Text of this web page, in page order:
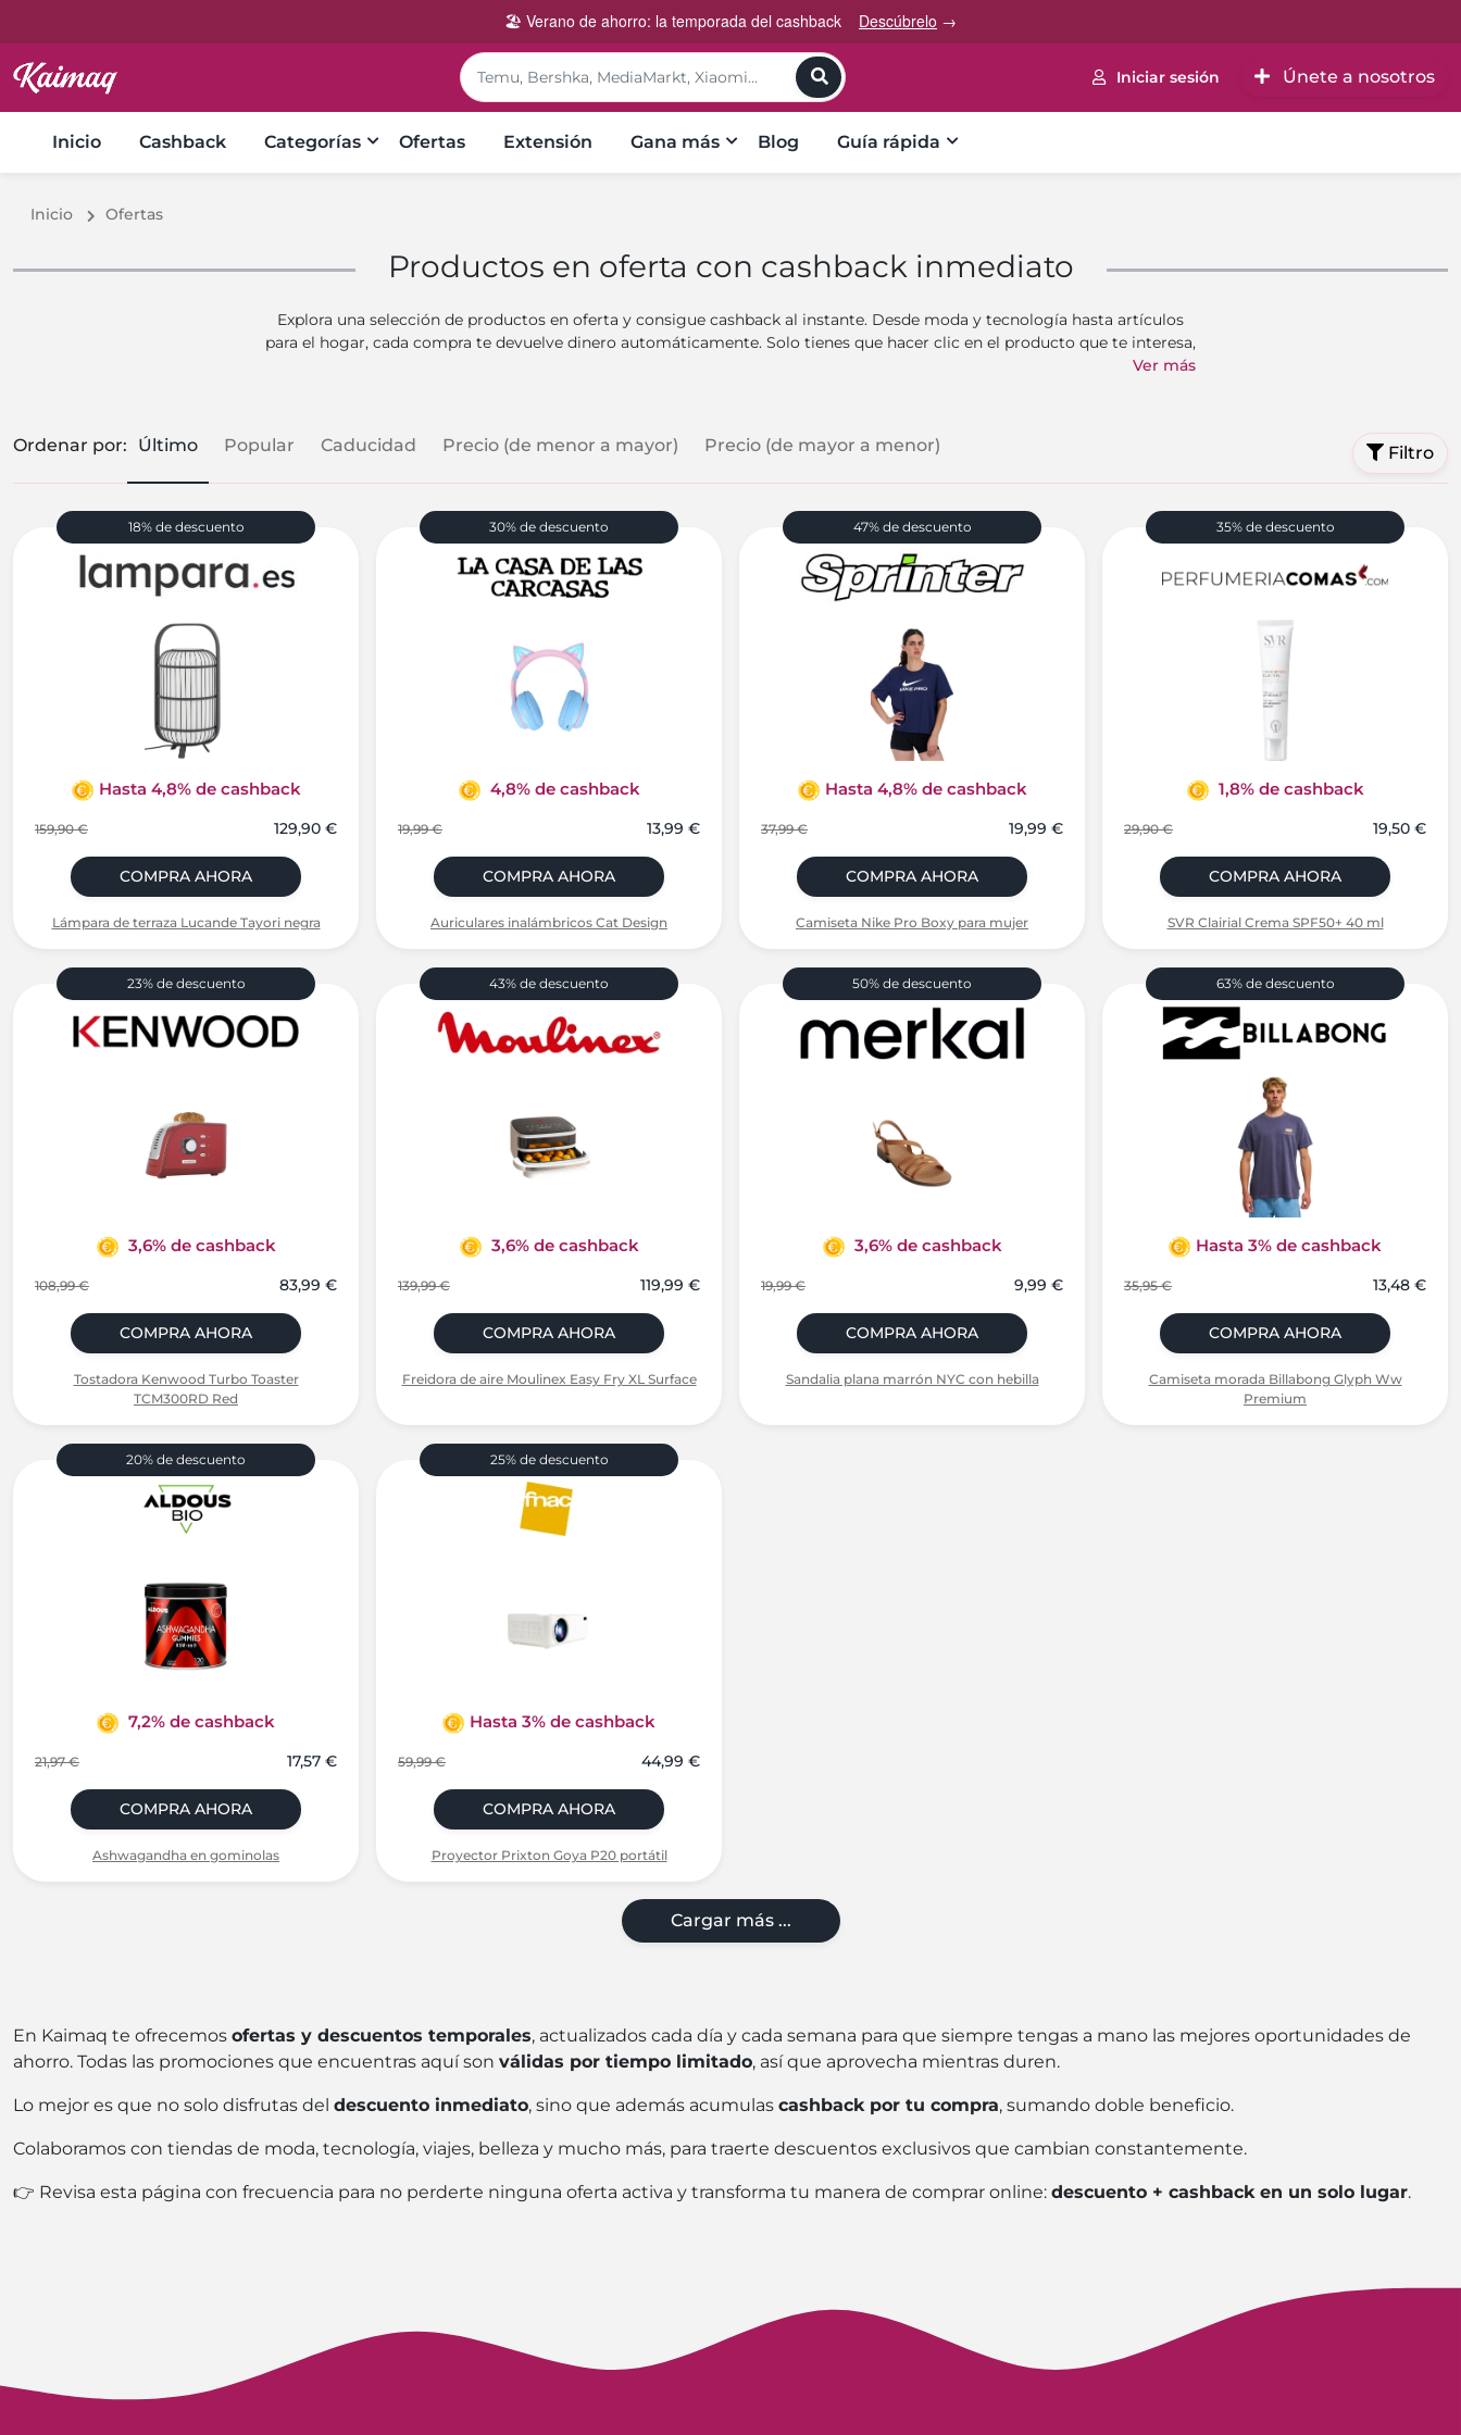
🏖️ Verano de ahorro: la temporada del cashback Descúbrelo →
toggle Iniciar sesión Únete a nosotros
Inicio Cashback Categorías Ofertas Extensión Gana más Blog Guía rápida
Inicio Ofertas
Productos en oferta con cashback inmediato
Explora una selección de productos en oferta y consigue cashback al instante. Desde moda y tecnología hasta artículos
para el hogar, cada compra te devuelve dinero automáticamente. Solo tienes que hacer clic en el producto que te interesa,
Ver más
Ordenar por: Último Popular Caducidad Precio (de menor a mayor) Precio (de mayor a menor) Filtro
18% de descuento
Hasta 4,8% de cashback
159,90 € 129,90 €
COMPRA AHORA
Lámpara de terraza Lucande Tayori negra
30% de descuento
4,8% de cashback
19,99 € 13,99 €
COMPRA AHORA
Auriculares inalámbricos Cat Design
47% de descuento
Hasta 4,8% de cashback
37,99 € 19,99 €
COMPRA AHORA
Camiseta Nike Pro Boxy para mujer
35% de descuento
1,8% de cashback
29,90 € 19,50 €
COMPRA AHORA
SVR Clairial Crema SPF50+ 40 ml
23% de descuento
3,6% de cashback
108,99 € 83,99 €
COMPRA AHORA
Tostadora Kenwood Turbo Toaster
TCM300RD Red
43% de descuento
3,6% de cashback
139,99 € 119,99 €
COMPRA AHORA
Freidora de aire Moulinex Easy Fry XL Surface
50% de descuento
3,6% de cashback
19,99 € 9,99 €
COMPRA AHORA
Sandalia plana marrón NYC con hebilla
63% de descuento
Hasta 3% de cashback
35,95 € 13,48 €
COMPRA AHORA
Camiseta morada Billabong Glyph Ww
Premium
20% de descuento
7,2% de cashback
21,97 € 17,57 €
COMPRA AHORA
Ashwagandha en gominolas
25% de descuento
Hasta 3% de cashback
59,99 € 44,99 €
COMPRA AHORA
Proyector Prixton Goya P20 portátil
Cargar más ...
En Kaimaq te ofrecemos ofertas y descuentos temporales, actualizados cada día y cada semana para que siempre tengas a mano las mejores oportunidades de
ahorro. Todas las promociones que encuentras aquí son válidas por tiempo limitado, así que aprovecha mientras duren.
Lo mejor es que no solo disfrutas del descuento inmediato, sino que además acumulas cashback por tu compra, sumando doble beneficio.
Colaboramos con tiendas de moda, tecnología, viajes, belleza y mucho más, para traerte descuentos exclusivos que cambian constantemente.
👉 Revisa esta página con frecuencia para no perderte ninguna oferta activa y transforma tu manera de comprar online: descuento + cashback en un solo lugar.